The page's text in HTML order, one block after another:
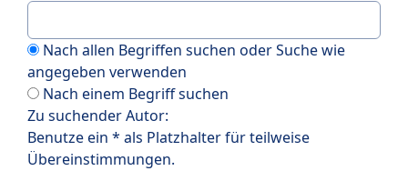
Nach allen Begriffen suchen oder Suche wie
angegeben verwenden
Nach einem Begriff suchen
Zu suchender Autor:
Benutze ein * als Platzhalter für teilweise
Übereinstimmungen.